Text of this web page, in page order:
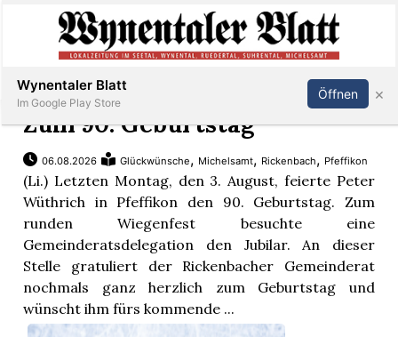
Immobilien
Veranstaltungen
Stellen
E-
Abonnieren Anmelden
Zum 90. Geburtstag
06.08.2026 Glückwünsche, Michelsamt, Rickenbach, Pfeffikon
(Li.) Letzten Montag, den 3. August, feierte Peter
Wüthrich in Pfeffikon den 90. Geburtstag. Zum
runden Wiegenfest besuchte eine
Gemeinderatsdelegation den Jubilar. An dieser
Stelle gratuliert der Rickenbacher Gemeinderat
nochmals ganz herzlich zum Geburtstag und
wünscht ihm fürs kommende ...
Wynentaler Blatt
Im Google Play Store
Öffnen ×